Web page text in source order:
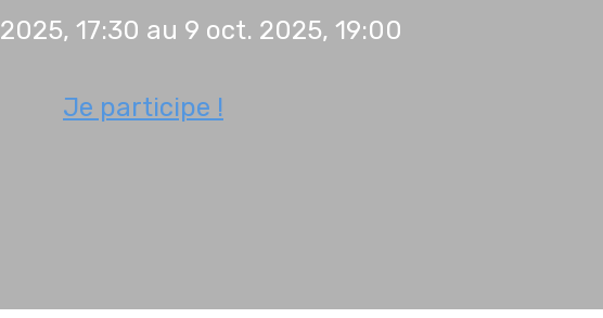
17:30 au 9 oct. 2025, 19:00
Je participe !